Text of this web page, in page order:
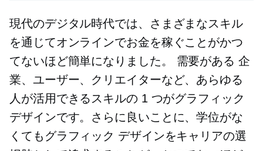
現代のデジタル時代では、さまざまなスキル
を通じてオンラインでお金を稼ぐことがかつ
てないほど簡単になりました。 需要がある 企
業、ユーザー、クリエイターなど、あらゆる
人が活用できるスキルの 1 つがグラフィック
デザインです。さらに良いことに、学位がな
くてもグラフィック デザインをキャリアの選